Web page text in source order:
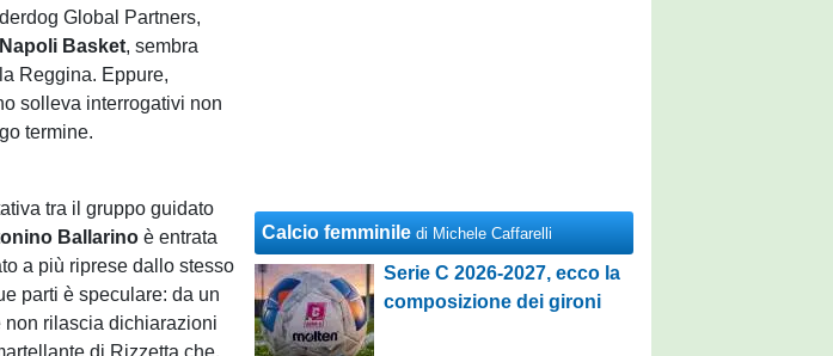
Global Partners,
Napoli Basket, sembra
Reggina. Eppure,
solleva interrogativi non
termine.
tra il gruppo guidato
Ballarinoè entrata
a più riprese dallo stesso
parti è speculare: da un
non rilascia dichiarazioni
di Rizzetta che,
Calcio femminile di Michele Caffarelli
Serie C 2026-2027, ecco la
composizione dei gironi